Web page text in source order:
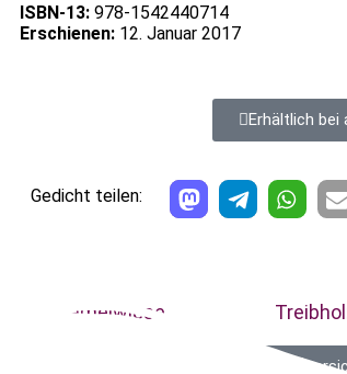
ISBN-13: 978-1542440714
Erschienen: 12. Januar 2017
Erhältlich bei
Gedicht teilen:
Kamelwiese
Zur